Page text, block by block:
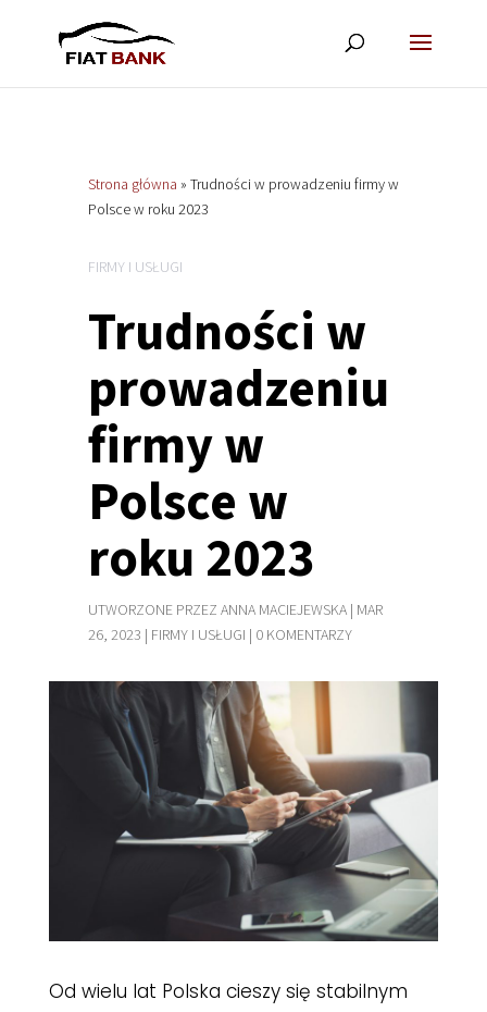
Strona główna » Trudności w prowadzeniu firmy w
Polsce w roku 2023
FIRMY I USŁUGI
Trudności w
prowadzeniu
firmy w
Polsce w
roku 2023
UTWORZONE PRZEZ ANNA MACIEJEWSKA| MAR
26, 2023 | FIRMY I USŁUGI | 0 KOMENTARZY
Od wielu lat Polska cieszy się stabilnym